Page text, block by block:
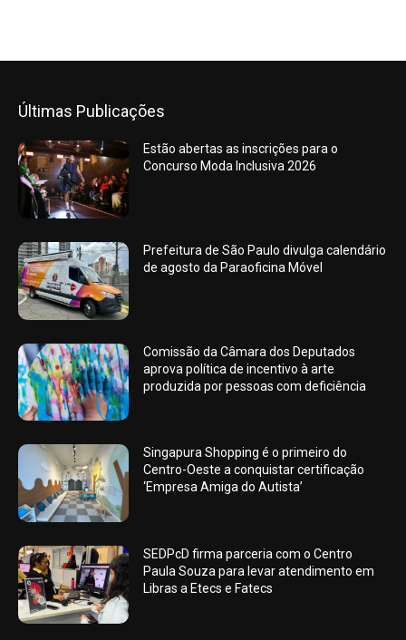
Últimas Publicações
Estão abertas as inscrições para o
Concurso Moda Inclusiva 2026
Prefeitura de São Paulo divulga calendário
de agosto da Paraoficina Móvel
Comissão da Câmara dos Deputados
aprova política de incentivo à arte
produzida por pessoas com deficiência
Singapura Shopping é o primeiro do
Centro-Oeste a conquistar certificação
‘Empresa Amiga do Autista’
SEDPcD firma parceria com o Centro
Paula Souza para levar atendimento em
Libras a Etecs e Fatecs